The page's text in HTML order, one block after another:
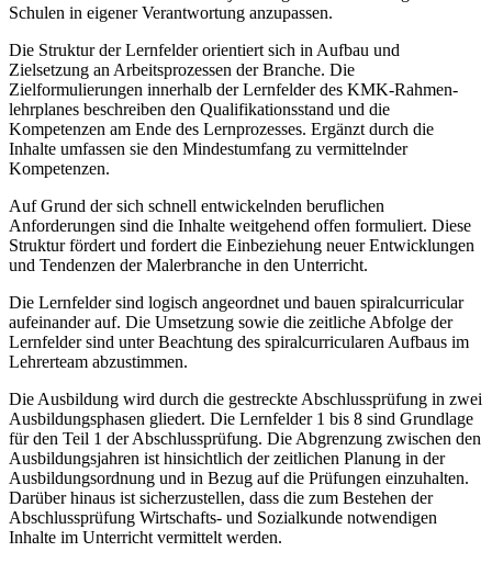
Schulen in eigener Verantwortung anzupassen.
Die Struktur der Lernfelder orientiert sich in Aufbau und
Zielsetzung an Arbeitsprozessen der Branche. Die
Zielformulierungen innerhalb der Lernfelder des KMK-Rahmen­
lehrplanes beschreiben den Qualifikationsstand und die
Kompetenzen am Ende des Lernprozesses. Ergänzt durch die
Inhalte umfassen sie den Mindestumfang zu vermittelnder
Kompetenzen.
Auf Grund der sich schnell entwickelnden beruflichen
Anforderungen sind die Inhalte weitgehend offen formuliert. Diese
Struktur fördert und fordert die Einbeziehung neuer Entwicklungen
und Tendenzen der Malerbranche in den Unterricht.
Die Lernfelder sind logisch angeordnet und bauen spiralcurricular
aufeinander auf. Die Umsetzung sowie die zeitliche Abfolge der
Lernfelder sind unter Beachtung des spiralcurricularen Aufbaus im
Lehrerteam abzustimmen.
Die Ausbildung wird durch die gestreckte Abschlussprüfung in zwei
Ausbildungsphasen gliedert. Die Lernfelder 1 bis 8 sind Grundlage
für den Teil 1 der Abschlussprüfung. Die Abgrenzung zwischen den
Ausbildungsjahren ist hinsichtlich der zeitlichen Planung in der
Ausbildungsordnung und in Bezug auf die Prüfungen einzuhalten.
Darüber hinaus ist sicherzustellen, dass die zum Bestehen der
Abschlussprüfung Wirtschafts- und Sozialkunde notwendigen
Inhalte im Unterricht vermittelt werden.